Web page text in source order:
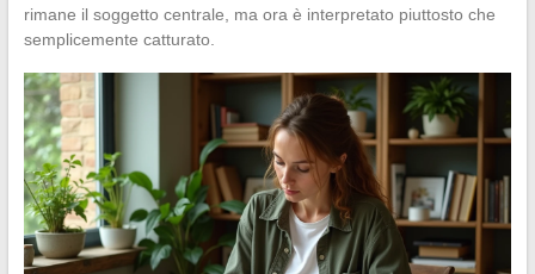
rimane il soggetto centrale, ma ora è interpretato piuttosto che
semplicemente catturato.